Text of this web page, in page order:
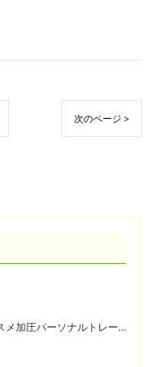
次のページ >
愛知県東海市オススメ加圧パーソナルトレーニングジム One❣️